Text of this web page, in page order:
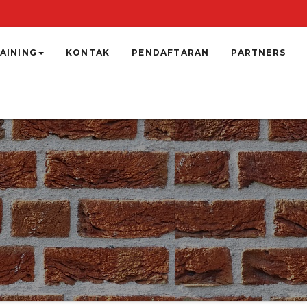
KONTAK PENDAFTARAN PARTNERS